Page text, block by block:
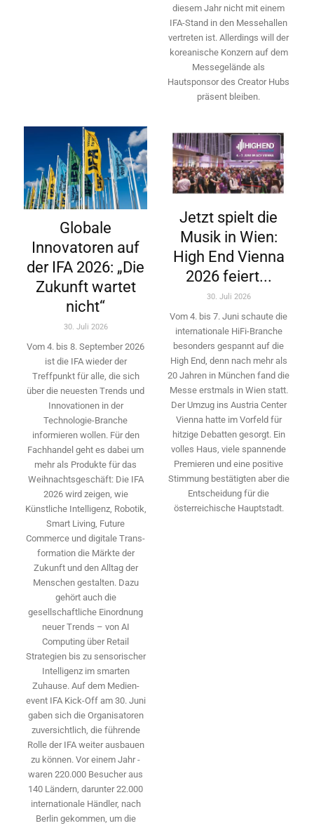
diesem Jahr nicht mit einem
IFA-Stand in den Messehallen
vertreten ist. Allerdings will ­der
koreanische Konzern auf dem
Messegelände als
Hautsponsor des Creator Hubs
präsent bleiben.
Globale
Innovatoren auf
der IFA 2026: „Die
Zukunft wartet
nicht“
30. Juli 2026
Vom 4. bis 8. September 2026
ist die IFA wieder der
Treffpunkt für alle, die sich
über die neuesten Trends und
Innovationen in der
Technologie-­Branche
informieren wollen. Für den
Fachhandel geht es dabei um
mehr als Produkte für das
Weihnachtsgeschäft: Die IFA
2026 wird ­zeigen, wie
Künstliche Intelligenz, Robotik,
Smart Living, Future
Commerce und digitale Trans­
formation die Märkte der
Zukunft und den Alltag der
Menschen gestalten. Dazu
gehört auch die
gesellschaftliche Einordnung
neuer Trends – von AI
Computing über Retail
Strategien bis zu sensorischer
Intelligenz im smarten
Zuhause. Auf dem Medien­
event IFA Kick-Off am 30. Juni
gaben sich die Organisatoren
zuversichtlich, die führende
Rolle der IFA weiter ausbauen
zu können. Vor einem Jahr ­
waren 220.000 Besucher aus
140 ­Ländern, ­darunter 22.000
internationale Händler, nach
Berlin gekommen, um die
Jetzt spielt die
Musik in Wien:
High End Vienna
2026 feiert...
30. Juli 2026
Vom 4. bis 7. Juni schaute die
internationale HiFi-Branche
besonders gespannt auf die
High End, denn nach mehr als
20 Jahren in München fand die
Messe erstmals in Wien statt.
Der Umzug ins Austria Center
Vienna hatte im Vorfeld für
hitzige Debatten gesorgt. Ein
volles Haus, viele spannende
Premieren und eine positive
Stimmung bestätigten aber die
Entscheidung für die
österreichische Hauptstadt.